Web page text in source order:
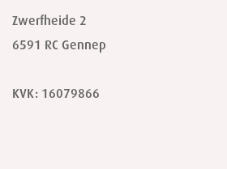
Zwerfheide 2
6591 RC Gennep
KVK: 16079866